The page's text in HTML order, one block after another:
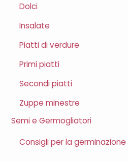
Dolci
Insalate
Piatti di verdure
Primi piatti
Secondi piatti
Zuppe minestre
Semi e Germogliatori
Consigli per la germinazione